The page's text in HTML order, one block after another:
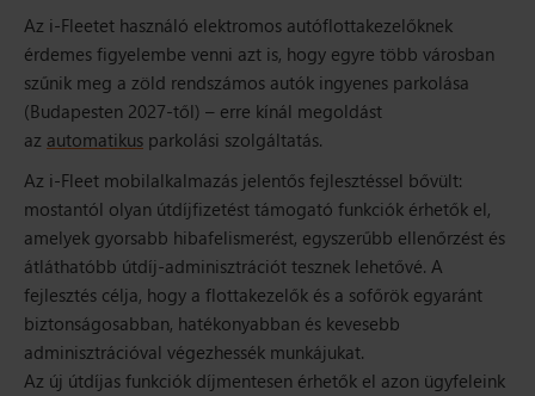
Az i-Fleetet használó elektromos autóflottakezelőknek
érdemes figyelembe venni azt is, hogy egyre több városban
szűnik meg a zöld rendszámos autók ingyenes parkolása
(Budapesten 2027-től) – erre kínál megoldást
az automatikus parkolási szolgáltatás.
Az i-Fleet mobilalkalmazás jelentős fejlesztéssel bővült:
mostantól olyan útdíjfizetést támogató funkciók érhetők el,
amelyek gyorsabb hibafelismerést, egyszerűbb ellenőrzést és
átláthatóbb útdíj-adminisztrációt tesznek lehetővé. A
fejlesztés célja, hogy a flottakezelők és a sofőrök egyaránt
biztonságosabban, hatékonyabban és kevesebb
adminisztrációval végezhessék munkájukat.
Az új útdíjas funkciók díjmentesen érhetők el azon ügyfeleink